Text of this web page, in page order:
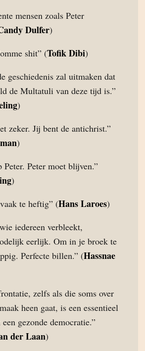
mensen zoals Peter
Dulfer)
shit” (Tofik Dibi)
geschiedenis zal uitmaken dat
de Multatuli van deze tijd is.”
)
zeker. Jij bent de antichrist.”
)
Peter moet blijven.”
)
te heftig” (Hans Laroes)
iedereen verbleekt,
eerlijk. Om in je broek te
Perfecte billen.” (Hassnae
zelfs als die soms over
heen gaat, is een essentieel
gezonde democratie.”
der Laan)